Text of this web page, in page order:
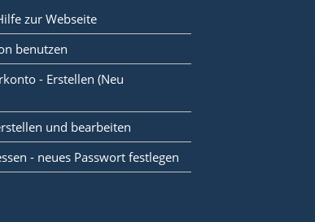
zur Webseite
benutzen
- Erstellen (Neu
und bearbeiten
- neues Passwort festlegen